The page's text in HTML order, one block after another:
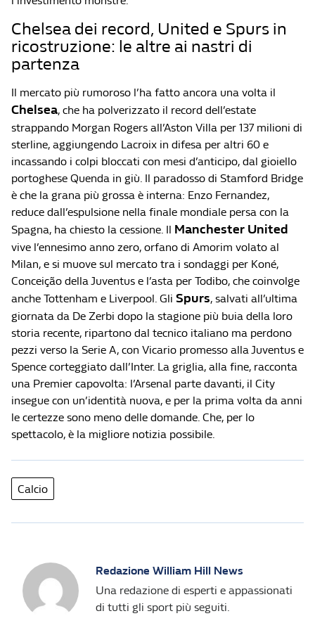
Chelsea dei record, United e Spurs in
ricostruzione: le altre ai nastri di
partenza
Il mercato più rumoroso l’ha fatto ancora una volta il
Chelsea, che ha polverizzato il record dell’estate
strappando Morgan Rogers all’Aston Villa per 137 milioni di
sterline, aggiungendo Lacroix in difesa per altri 60 e
incassando i colpi bloccati con mesi d’anticipo, dal gioiello
portoghese Quenda in giù. Il paradosso di Stamford Bridge
è che la grana più grossa è interna: Enzo Fernandez,
reduce dall’espulsione nella finale mondiale persa con la
Spagna, ha chiesto la cessione. Il Manchester United
vive l’ennesimo anno zero, orfano di Amorim volato al
Milan, e si muove sul mercato tra i sondaggi per Koné,
Conceição della Juventus e l’asta per Todibo, che coinvolge
anche Tottenham e Liverpool. Gli Spurs, salvati all’ultima
giornata da De Zerbi dopo la stagione più buia della loro
storia recente, ripartono dal tecnico italiano ma perdono
pezzi verso la Serie A, con Vicario promesso alla Juventus e
Spence corteggiato dall’Inter. La griglia, alla fine, racconta
una Premier capovolta: l’Arsenal parte davanti, il City
insegue con un’identità nuova, e per la prima volta da anni
le certezze sono meno delle domande. Che, per lo
spettacolo, è la migliore notizia possibile.
Calcio
Redazione William Hill News
Una redazione di esperti e appassionati
di tutti gli sport più seguiti.